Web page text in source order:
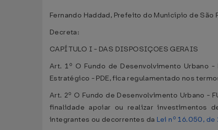
Fernando Haddad, Prefeito do Município de
Decreta:
CAPÍTULO I - DAS DISPOSIÇOES GERAIS
Art. 1º O Fundo de Desenvolvimento Urbano
Estratégico - PDE, fica regulamentado nos
Art. 2º O Fundo de Desenvolvimento Urbano -
finalidade apoiar ou realizar investimentos
integrantes ou decorrentes da Lei nº 16.050, de